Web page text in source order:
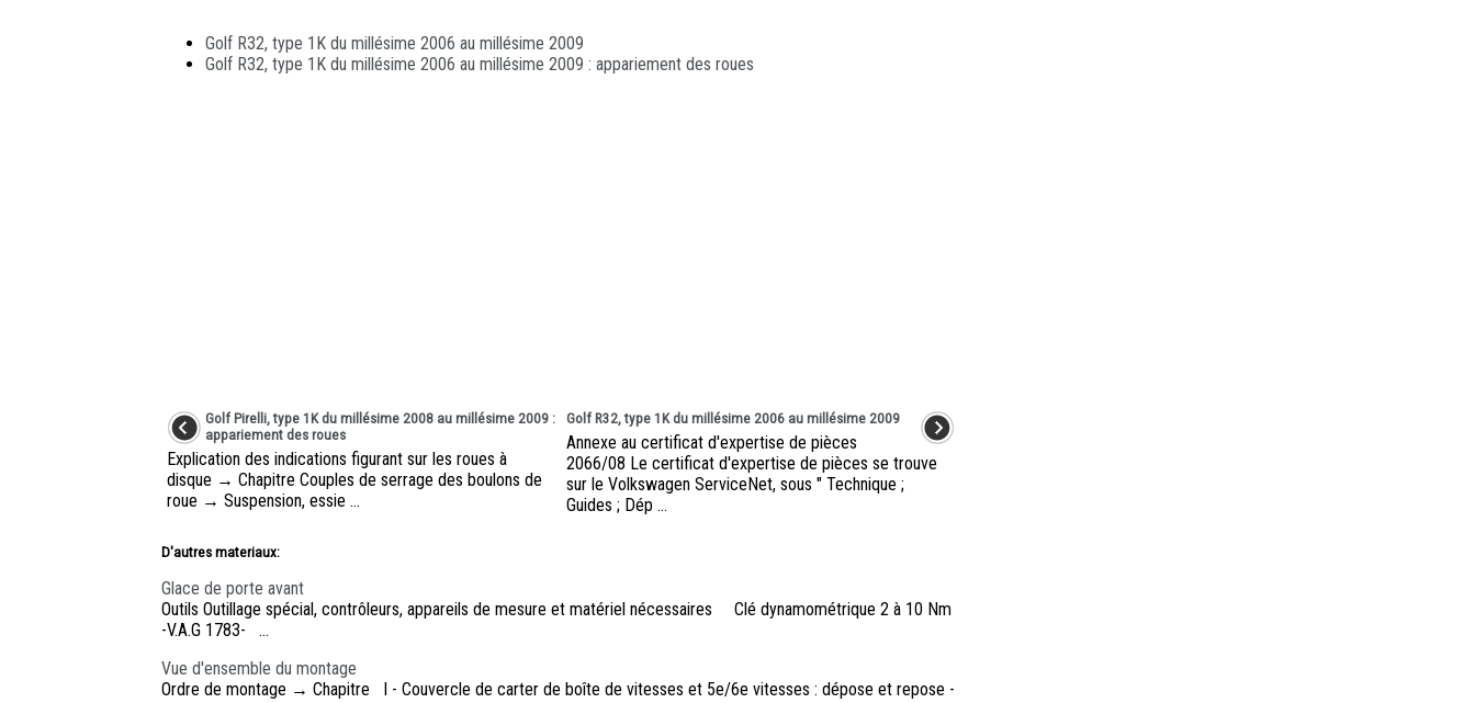
Golf R32, type 1K du millésime 2006 au millésime 2009
Golf R32, type 1K du millésime 2006 au millésime 2009 : appariement des roues
Golf Pirelli, type 1K du millésime 2008 au millésime 2009 :
appariement des roues
Explication des indications figurant sur les roues à
disque → Chapitre Couples de serrage des boulons de
roue → Suspension, essie ...
Golf R32, type 1K du millésime 2006 au millésime 2009
Annexe au certificat d'expertise de pièces
2066/08 Le certificat d'expertise de pièces se trouve
sur le Volkswagen ServiceNet, sous " Technique ;
Guides ; Dép ...
D'autres materiaux:
Glace de porte avant
Outils Outillage spécial, contrôleurs, appareils de mesure et matériel nécessaires Clé dynamométrique 2 à 10 Nm
-V.A.G 1783- ...
Vue d'ensemble du montage
Ordre de montage → Chapitre I - Couvercle de carter de boîte de vitesses et 5e/6e vitesses : dépose et repose -